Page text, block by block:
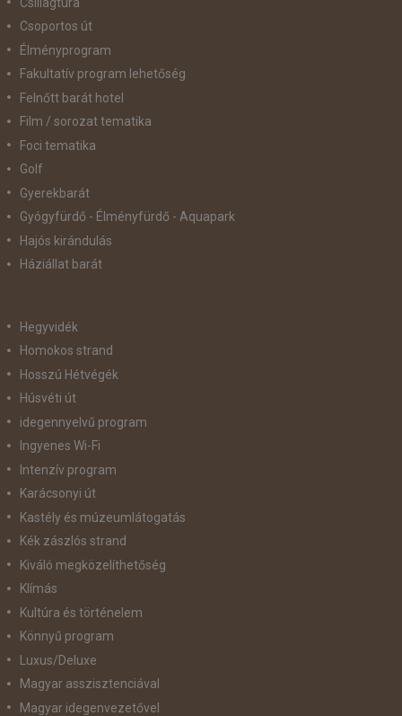
Csoportos út
Élményprogram
Fakultatív program lehetőség
Felnőtt barát hotel
Film / sorozat tematika
Foci tematika
Golf
Gyerekbarát
Gyógyfürdő - Élményfürdő - Aquapark
Hajós kirándulás
Háziállat barát
Hegyvidék
Homokos strand
Hosszú Hétvégék
Húsvéti út
idegennyelvű program
Ingyenes Wi-Fi
Intenzív program
Karácsonyi út
Kastély és múzeumlátogatás
Kék zászlós strand
Kiváló megközelíthetőség
Klímás
Kultúra és történelem
Könnyű program
Luxus/Deluxe
Magyar asszisztenciával
Magyar idegenvezetővel